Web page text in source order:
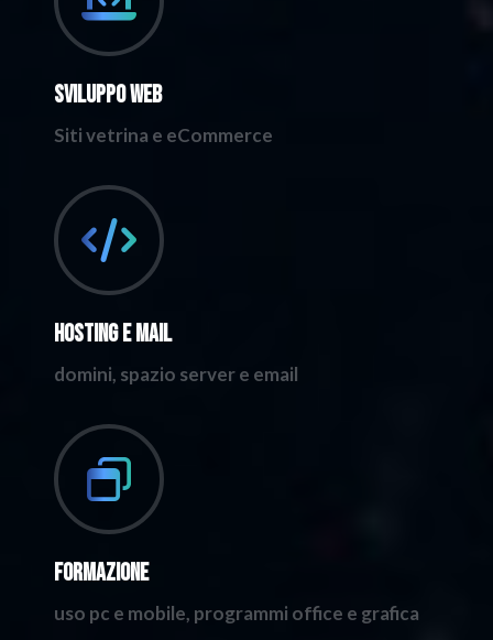
Sviluppo Web
Siti vetrina e eCommerce
Hosting e mail
domini, spazio server e email
Formazione
uso pc e mobile, programmi office e grafica